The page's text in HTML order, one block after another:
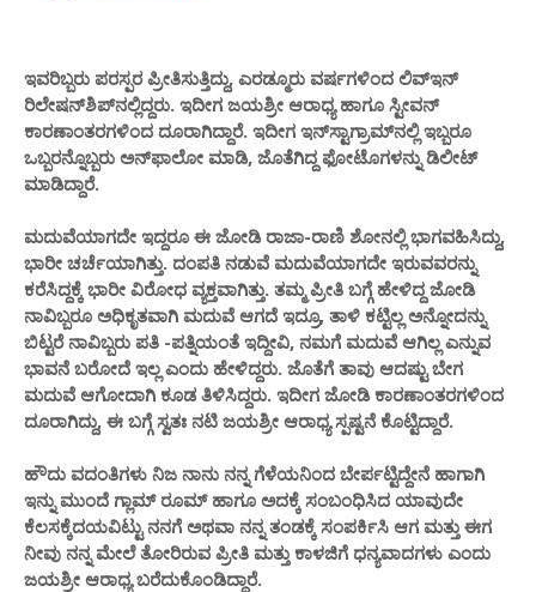
ಇವರಿಬ್ಬರು ಪರಸ್ಪರ ಪ್ರೀತಿಸುತ್ತಿದ್ದು, ಎರಡ್ಮೂರು ವರ್ಷಗಳಿಂದ ಲಿವ್ಇನ್
ರಿಲೇಷನ್‌ಶಿಪ್‌ನಲ್ಲಿದ್ದರು. ಇದೀಗ ಜಯಶ್ರೀ ಆರಾಧ್ಯ ಹಾಗೂ ಸ್ಟೀವನ್
ಕಾರಣಾಂತರಗಳಿಂದ ದೂರಾಗಿದ್ದಾರೆ. ಇದೀಗ ಇನ್‌ಸ್ಟಾಗ್ರಾಮ್‌ನಲ್ಲಿ ಇಬ್ಬರೂ
ಒಬ್ಬರನ್ನೊಬ್ಬರು ಅನ್‌ಫಾಲೋ ಮಾಡಿ, ಜೊತೆಗಿದ್ದ ಫೋಟೊಗಳನ್ನು ಡಿಲೀಟ್
ಮಾಡಿದ್ದಾರೆ.
ಮದುವೆಯಾಗದೇ ಇದ್ದರೂ ಈ ಜೋಡಿ ರಾಜಾ-ರಾಣಿ ಶೋನಲ್ಲಿ ಭಾಗವಹಿಸಿದ್ದು,
ಭಾರೀ ಚರ್ಚೆಯಾಗಿತ್ತು. ದಂಪತಿ ನಡುವೆ ಮದುವೆಯಾಗದೇ ಇರುವವರನ್ನು
ಕರೆಸಿದ್ದಕ್ಕೆ ಭಾರೀ ವಿರೋಧ ವ್ಯಕ್ತವಾಗಿತ್ತು. ತಮ್ಮ ಪ್ರೀತಿ ಬಗ್ಗೆ ಹೇಳಿದ್ದ ಜೋಡಿ
ನಾವಿಬ್ಬರೂ ಅಧಿಕೃತವಾಗಿ ಮದುವೆ ಆಗದೆ ಇದ್ರೂ, ತಾಳಿ ಕಟ್ಟಿಲ್ಲ ಅನ್ನೋದನ್ನು
ಬಿಟ್ಟರೆ ನಾವಿಬ್ಬರು ಪತಿ -ಪತ್ನಿಯಂತೆ ಇದ್ದೀವಿ, ನಮಗೆ ಮದುವೆ ಆಗಿಲ್ಲ ಎನ್ನುವ
ಭಾವನೆ ಬರೋದೆ ಇಲ್ಲ ಎಂದು ಹೇಳಿದ್ದರು. ಜೊತೆಗೆ ತಾವು ಆದಷ್ಟು ಬೇಗ
ಮದುವೆ ಆಗೋದಾಗಿ ಕೂಡ ತಿಳಿಸಿದ್ದರು. ಇದೀಗ ಜೋಡಿ ಕಾರಣಾಂತರಗಳಿಂದ
ದೂರಾಗಿದ್ದು, ಈ ಬಗ್ಗೆ ಸ್ವತಃ ನಟಿ ಜಯಶ್ರೀ ಆರಾಧ್ಯ ಸ್ಪಷ್ಟನೆ ಕೊಟ್ಟಿದ್ದಾರೆ.
ಹೌದು ವದಂತಿಗಳು ನಿಜ ನಾನು ನನ್ನ ಗೆಳೆಯನಿಂದ ಬೇರ್ಪಟ್ಟಿದ್ದೇನೆ ಹಾಗಾಗಿ
ಇನ್ನು ಮುಂದೆ ಗ್ಲಾಮ್ ರೂಮ್ ಹಾಗೂ ಅದಕ್ಕೆ ಸಂಬಂಧಿಸಿದ ಯಾವುದೇ
ಕೆಲಸಕ್ಕೆದಯವಿಟ್ಟು ನನಗೆ ಅಥವಾ ನನ್ನ ತಂಡಕ್ಕೆ ಸಂಪರ್ಕಿಸಿ ಆಗ ಮತ್ತು ಈಗ
ನೀವು ನನ್ನ ಮೇಲೆ ತೋರಿರುವ ಪ್ರೀತಿ ಮತ್ತು ಕಾಳಜಿಗೆ ಧನ್ಯವಾದಗಳು ಎಂದು
ಜಯಶ್ರೀ ಆರಾಧ್ಯ ಬರೆದುಕೊಂಡಿದ್ದಾರೆ.